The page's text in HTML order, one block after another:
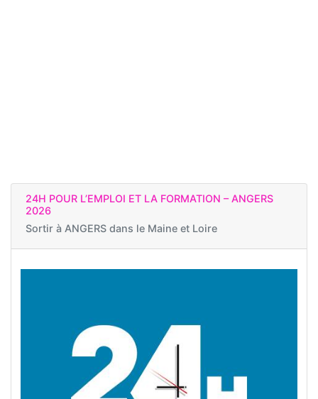
24H POUR L’EMPLOI ET LA FORMATION – ANGERS
2026
Sortir à ANGERS dans le Maine et Loire